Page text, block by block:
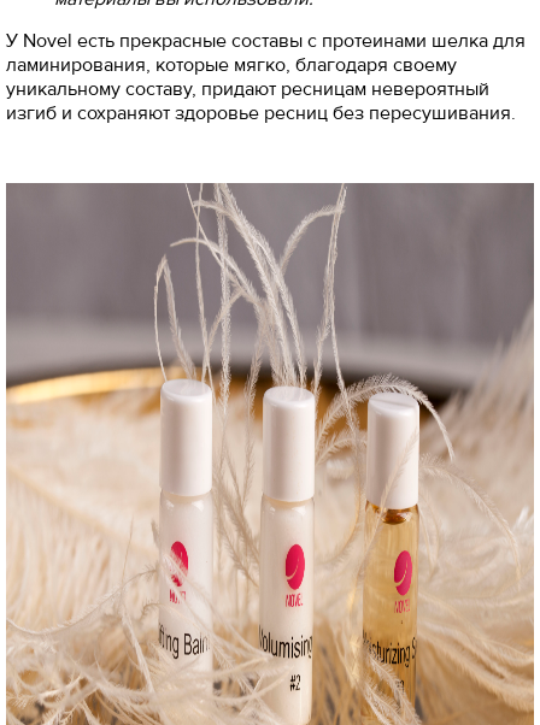
У Novel есть прекрасные составы с протеинами шелка для
ламинирования, которые мягко, благодаря своему
уникальному составу, придают ресницам невероятный
изгиб и сохраняют здоровье ресниц без пересушивания.